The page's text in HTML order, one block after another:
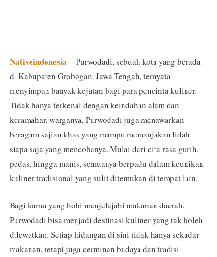
Nativeindonesia – Purwodadi, sebuah kota yang berada
di Kabupaten Grobogan, Jawa Tengah, ternyata
menyimpan banyak kejutan bagi para pencinta kuliner.
Tidak hanya terkenal dengan keindahan alam dan
keramahan warganya, Purwodadi juga menawarkan
beragam sajian khas yang mampu memanjakan lidah
siapa saja yang mencobanya. Mulai dari cita rasa gurih,
pedas, hingga manis, semuanya berpadu dalam keunikan
kuliner tradisional yang sulit ditemukan di tempat lain.
Bagi kamu yang hobi menjelajahi makanan daerah,
Purwodadi bisa menjadi destinasi kuliner yang tak boleh
dilewatkan. Setiap hidangan di sini tidak hanya sekadar
makanan, tetapi juga cerminan budaya dan tradisi